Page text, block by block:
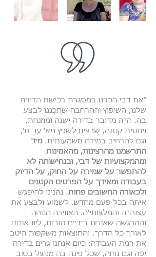
״את דבי הכרנו במסגרת רכישת הדירה
שלנו, השיפוץ וההרחבה שתכננו לבצע
בה. הי'ה מדובר בדירה ישנה ומוזנחת,
ויחסית קטנה, שרצינו לשפץ מא' עד ת',
וגם להרחיב במידה משמעותית. מיד
התרשמנו מהרצינות, מהאמינות
ומהמקצועיות של דבי, ובנחישותה לא
להתפשר על שמירה על החוק, על הדיוק
בעבודה ומאידך על הפרטים הקטנים
ולכאורה החשובים פחות. נהנינו להיפגש
איתה בכל פעם מחדש, לשמוע ולבצע את
עצותי'ה והמלצותי'ה. האווירה הנוחה
וההרגשה שאנחנו בידיים טובות, ליוו אותנו
לאורך כל הדרך. והתוצאות משקפות היטב
את רמת העבודה: כיום אנחנו גרים בדירה
יפה וגם נוחה, שכל פינה בה מנוצל בטוב